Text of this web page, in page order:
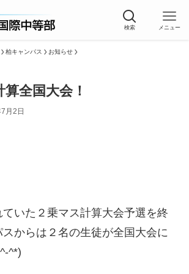
検索 メニュー
柏キャンパス お知らせ
全国大会！
月2日
いた２乗マス計算大会予選を終
スからは２名の生徒が全国大会に
^*)